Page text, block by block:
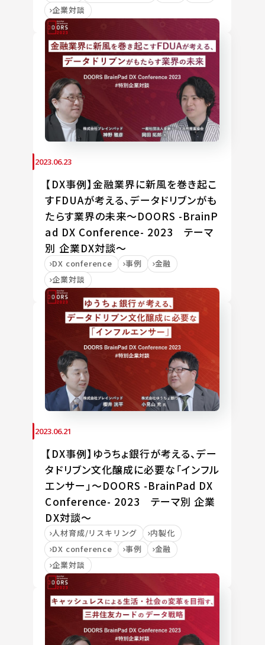
企業対談
2023.06.23
【DX事例】金融業界に新風を巻き起こ
すFDUAが考える、データドリブンがも
たらす業界の未来～DOORS -BrainP
ad DX Conference- 2023 テーマ
別 企業DX対談～
DX conference 事例
金融
企業対談
2023.06.21
【DX事例】ゆうちょ銀行が考える、デー
タドリブン文化醸成に必要な「インフル
エンサー」～DOORS -BrainPad DX
Conference- 2023 テーマ別 企業
DX対談～
人材育成/リスキリング
内製化
DX conference
事例
金融
企業対談